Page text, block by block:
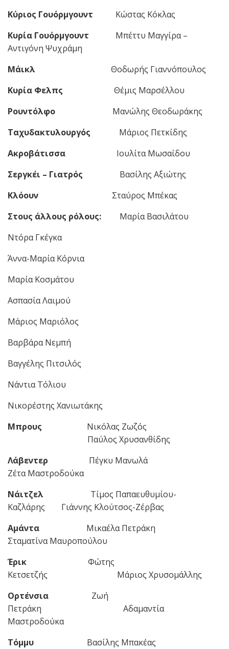
Κύριος Γουόρμγουντ Κώστας Κόκλας
Κυρία Γουόρμγουντ Μπέττυ Μαγγίρα –
Αντιγόνη Ψυχράμη
Μάικλ
Θοδωρής Γιαννόπουλος
Κυρία Φελπς Θέμις Μαρσέλλου
Ρουντόλφο
Μανώλης Θεοδωράκης
Ταχυδακτυλουργός
Μάριος Πετκίδης
Ακροβάτισσα
Ιουλίτα Μωσαίδου
Σεργκέι – Γιατρός Βασίλης Αξιώτης
Κλόουν
Σταύρος Μπέκας
Στους άλλους ρόλους: Μαρία Βασιλάτου
Ντόρα Γκέγκα
Άννα-Μαρία Κόρνια
Μαρία Κοσμάτου
Ασπασία Λαιμού
Μάριος Μαριόλος
Βαρβάρα Νεμπή
Βαγγέλης Πιτσιλός
Νάντια Τόλιου
Νικορέστης Χανιωτάκης
Μπρους Νικόλας Ζωζός
Παύλος Χρυσανθίδης
Λάβεντερ Πέγκυ Μανωλά
Ζέτα Μαστροδούκα
Νάιτζελ Τίμος Παπαευθυμίου-
Καζλάρης Γιάννης Κλούτσος-Ζέρβας
Αμάντα Μικαέλα Πετράκη
Σταματίνα Μαυροπούλου
Έρικ Φώτης
Κετσετζής Μάριος Χρυσομάλλης
Ορτένσια Ζωή
Πετράκη Αδαμαντία
Μαστροδούκα
Τόμμυ Βασίλης Μπακέας